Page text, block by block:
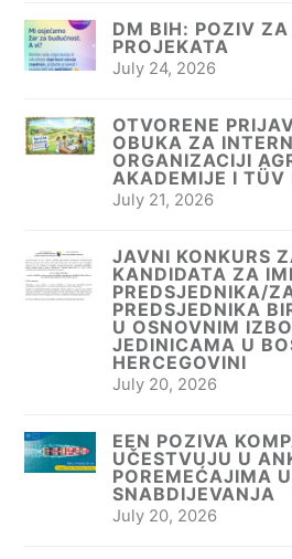
DM BIH: POZIV ZA
PROJEKATA
July 24, 2026
OTVORENE
OBUKA ZA
ORGANIZACIJI
AKADEMIJE I TÜV
July 21, 2026
JAVNI KONKURS
KANDIDATA ZA
PREDSJEDNIKA/
PREDSJEDNIKA
U OSNOVNIM
JEDINICAMA U
HERCEGOVINI
July 20, 2026
EEN POZIVA
UČESTVUJU U
POREMEĆAJIMA
SNABDIJEVANJA
July 20, 2026